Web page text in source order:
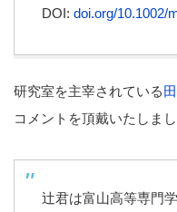
DOI: doi.org/10.1002/
研究室を主宰されている
コメントを頂戴いたしまし
辻君は富山高等専門